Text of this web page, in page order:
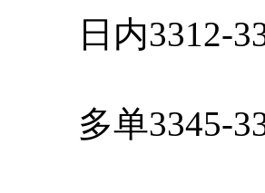
日内3312-
多单3345-